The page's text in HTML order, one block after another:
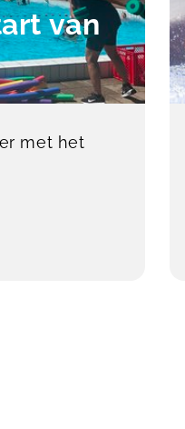
van
met het